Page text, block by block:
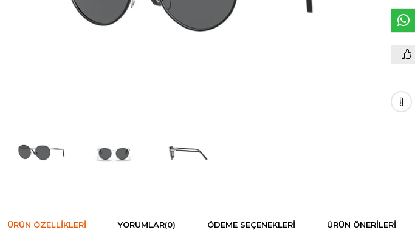
ÜRÜN ÖZELLIKLERI YORUMLAR(0) ÖDEME SEÇENEKLERI ÜRÜN ÖNERILERI